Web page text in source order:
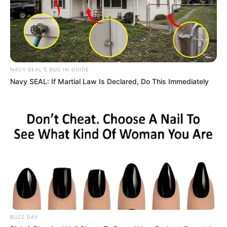
Mute
Ada juga Ryan sebagai pemeran utama lainnya yang sebelumnya
pernah tampil di dalam drama berjudulBe My Dream Family
(2021).
Daftar isi
NAVY SEAL'S BUG IN GUIDE
Navy SEAL: If Martial Law Is Declared, Do This Immediately
BUZZ DAY